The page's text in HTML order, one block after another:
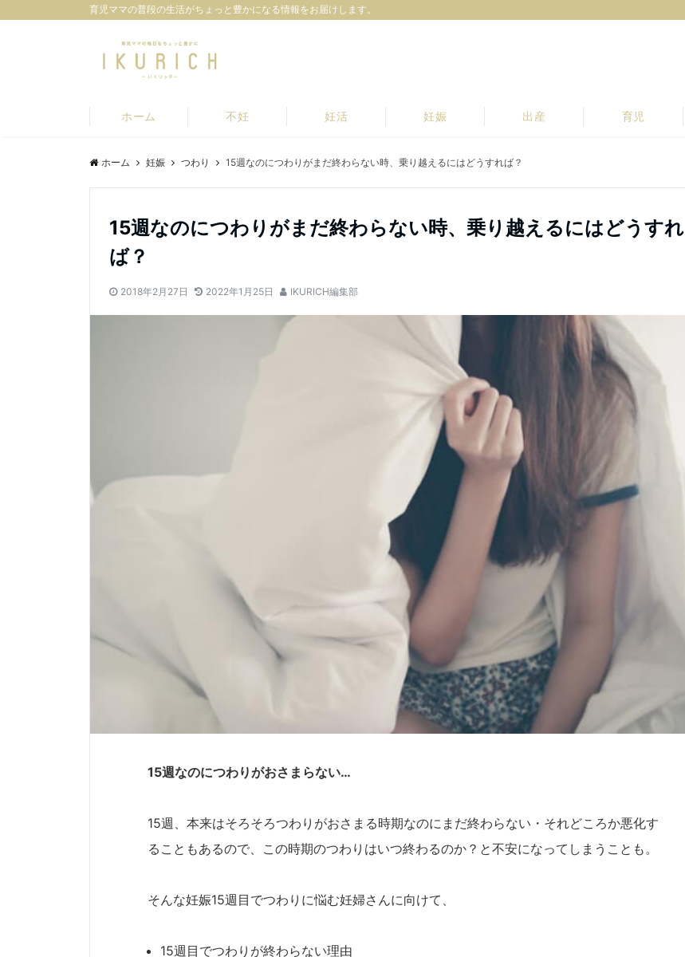
育児ママの普段の生活がちょっと豊かになる情報をお届けします。
ホーム 不妊 妊活 妊娠 出産 育児
ホーム 妊娠 つわり 15週なのにつわりがまだ終わらない時、乗り越えるにはどうすれば？
15週なのにつわりがまだ終わらない時、乗り越えるにはどうすれ
ば？
2018年2月27日 2022年1月25日 IKURICH編集部
15週なのにつわりがおさまらない…
15週、本来はそろそろつわりがおさまる時期なのにまだ終わらない・それどころか悪化す
ることもあるので、この時期のつわりはいつ終わるのか？と不安になってしまうことも。
そんな妊娠15週目でつわりに悩む妊婦さんに向けて、
15週目でつわりが終わらない理由